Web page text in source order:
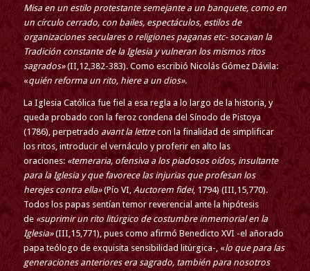
Misa en un estilo protestante semejante a un banquete, como en
un círculo cerrado, con bailes, espectáculos, estilos de
organizaciones seculares o religiones paganas etc- socavan la
Tradición constante de la Iglesia y vulneran los mismos ritos
sagrados»(II,12,382-383). Como escribió Nicolás Gómez Dávila:
«quién reforma un rito, hiere a un dios».
La Iglesia Católica fue fiel a esa regla a lo largo de la historia, y
queda probado con la feroz condena del Sínodo de Pistoya
(1786), perpetrado avant la lettrecon la finalidad de simplificar
los ritos, introducir el vernáculo y proferir en alto las
oraciones: «temeraria, ofensiva a los piadosos oídos, insultante
para la Iglesia y que favorece las injurias que profesan los
herejes contra ella»(Pío VI, Auctorem fidei, 1794) (III,15,770).
Todos los papas sentían temor reverencial ante la hipótesis
de «suprimir un rito litúrgico de costumbre inmemorial en la
Iglesia»(III,15,771), pues como afirmó Benedicto XVI -el añorado
papa teólogo de exquisita sensibilidad litúrgica-, «lo que para las
generaciones anteriores era sagrado, también para nosotros